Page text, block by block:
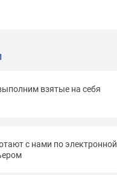
взятые на себя
с нами по электронной